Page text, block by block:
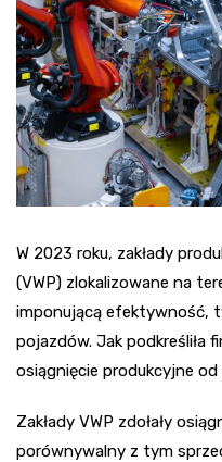
W 2023 roku, zakłady
(VWP) zlokalizowane na
imponującą efektywność,
pojazdów. Jak podkreśliła
osiągnięcie produkcyjne
Zakłady VWP zdołały
porównywalny z tym